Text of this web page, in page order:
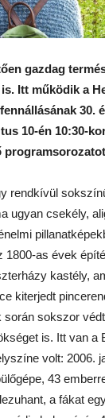
gazdag
Itt működik a
30.
10-én 10:30-
rendkívül
ugyan csekély,
1800-as évek
kastély,
kiterjedt
során sokszor
is. Itt van a
volt: 2006.
43
a fákat